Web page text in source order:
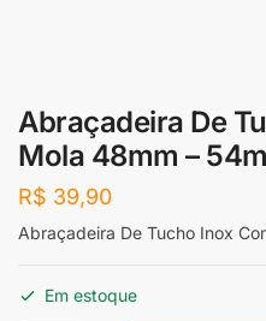
Abraçadeira De
Mola 48mm –
R$ 39,90
Abraçadeira De Tucho Inox
Em estoque